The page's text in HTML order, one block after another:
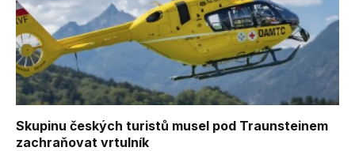
Skupinu českých turistů musel pod Traunsteinem
zachraňovat vrtulník